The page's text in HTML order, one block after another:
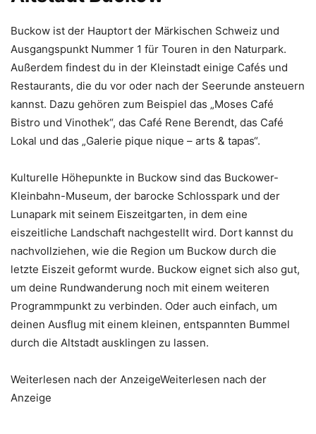
Buckow ist der Hauptort der Märkischen Schweiz und
Ausgangspunkt Nummer 1 für Touren in den Naturpark.
Außerdem findest du in der Kleinstadt einige Cafés und
Restaurants, die du vor oder nach der Seerunde ansteuern
kannst. Dazu gehören zum Beispiel das „Moses Café
Bistro und Vinothek“, das Café Rene Berendt, das Café
Lokal und das „Galerie pique nique – arts & tapas“.
Kulturelle Höhepunkte in Buckow sind das Buckower-
Kleinbahn-Museum, der barocke Schlosspark und der
Lunapark mit seinem Eiszeitgarten, in dem eine
eiszeitliche Landschaft nachgestellt wird. Dort kannst du
nachvollziehen, wie die Region um Buckow durch die
letzte Eiszeit geformt wurde. Buckow eignet sich also gut,
um deine Rundwanderung noch mit einem weiteren
Programmpunkt zu verbinden. Oder auch einfach, um
deinen Ausflug mit einem kleinen, entspannten Bummel
durch die Altstadt ausklingen zu lassen.
Weiterlesen nach der AnzeigeWeiterlesen nach der
Anzeige